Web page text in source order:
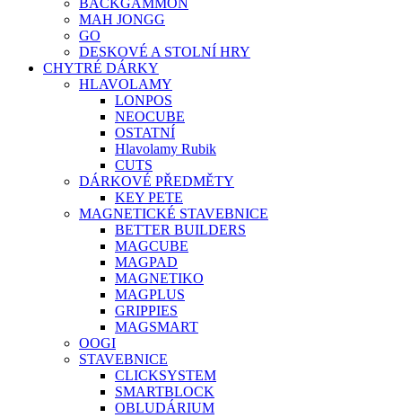
BACKGAMMON
MAH JONGG
GO
DESKOVÉ A STOLNÍ HRY
CHYTRÉ DÁRKY
HLAVOLAMY
LONPOS
NEOCUBE
OSTATNÍ
Hlavolamy Rubik
CUTS
DÁRKOVÉ PŘEDMĚTY
KEY PETE
MAGNETICKÉ STAVEBNICE
BETTER BUILDERS
MAGCUBE
MAGPAD
MAGNETIKO
MAGPLUS
GRIPPIES
MAGSMART
OOGI
STAVEBNICE
CLICKSYSTEM
SMARTBLOCK
OBLUDÁRIUM